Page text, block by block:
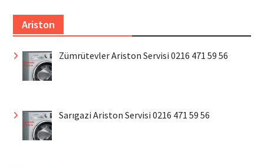
Ariston
Zümrütevler Ariston Servisi 0216 471 59 56
Sarıgazi Ariston Servisi 0216 471 59 56